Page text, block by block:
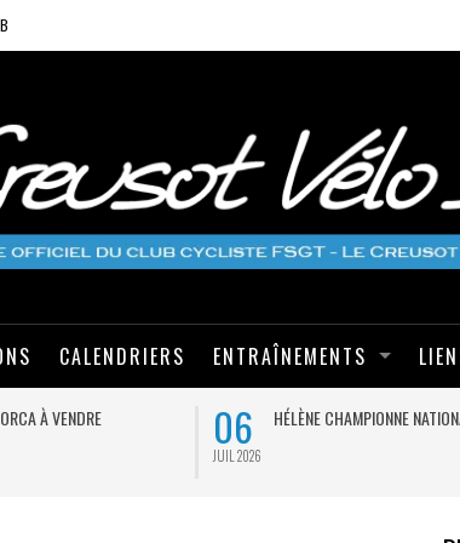
CALENDRIERS ENTRAÎNEMENTS
À VENDRE 06
JUIL 2026
HÉLÈNE CHAMPIONNE